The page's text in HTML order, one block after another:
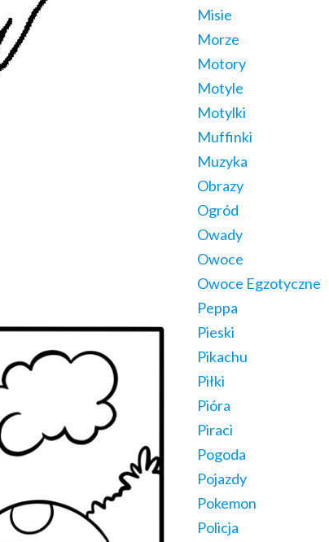
Misie
Morze
Motory
Motyle
Motylki
Muffinki
Muzyka
Obrazy
Ogród
Owady
Owoce
Owoce Egzotyczne
Peppa
Pieski
Pikachu
Piłki
Pióra
Piraci
Pogoda
Pojazdy
Pokemon
Policja